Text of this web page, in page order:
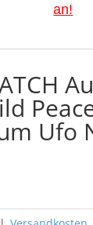
an!
Ufo